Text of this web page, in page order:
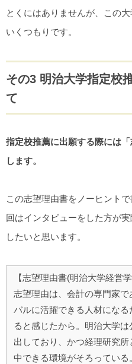
とくにはありませんが、この
いくつもりです。
その3 明治大学指定校
て
指定校推薦に出願する際には
します。
この志望理由書をノーヒント
回はインタビューをした方が
したいと思います。
【志望理由書(明治大学経営学
志望理由は、会計の専門家
バルに活躍できる人材にな
ると感じたから。明治大学
出しており、かつ経理研究
中できる環境がそろってい